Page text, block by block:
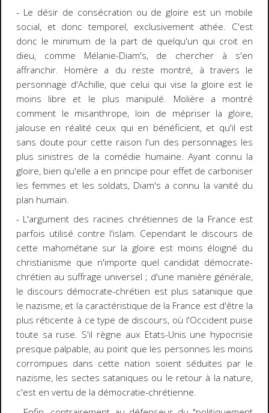
- Le désir de consécration ou de gloire est un mobile
social, et donc temporel, exclusivement athée. C'est
donc le minimum de la part de quelqu'un qui croit en
dieu, comme Mélanie-Diam's, de chercher à s'en
affranchir. Homère a du reste montré, à travers le
personnage d'Achille, que celui qui vise la gloire est le
moins libre et le plus manipulé. Molière a montré
comment le misanthrope, loin de mépriser la gloire,
jalouse en réalité ceux qui en bénéficient, et qu'il est
sans doute pour cette raison l'un des personnages les
plus sinistres de la comédie humaine. Ayant connu la
gloire, bien qu'elle a en principe pour effet de carboniser
les femmes et les soldats, Diam's a connu la vanité du
plan humain.
- L'argument des racines chrétiennes de la France est
parfois utilisé contre l'islam. Cependant le discours de
cette mahométane sur la gloire est moins éloigné du
christianisme que n'importe quel candidat démocrate-
chrétien au suffrage universel ; d'une manière générale,
le discours démocrate-chrétien est plus satanique que
le nazisme, et la caractéristique de la France est d'être la
plus réticente à ce type de discours, où l'Occident puise
toute sa ruse. S'il règne aux Etats-Unis une hypocrisie
presque palpable, au point que les personnes les moins
corrompues dans cette nation soient séduites par le
nazisme, les sectes sataniques ou le retour à la nature,
c'est en vertu de la démocratie-chrétienne.